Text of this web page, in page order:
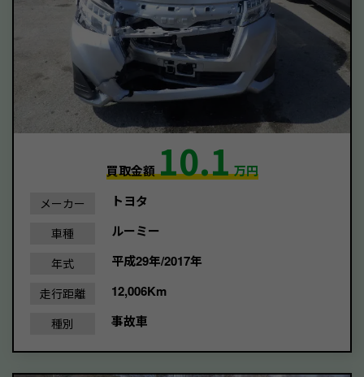
買取金額10.1万円
メーカー トヨタ
車種 ルーミー
年式 平成29年/2017年
走行距離 12,006Km
種別 事故車